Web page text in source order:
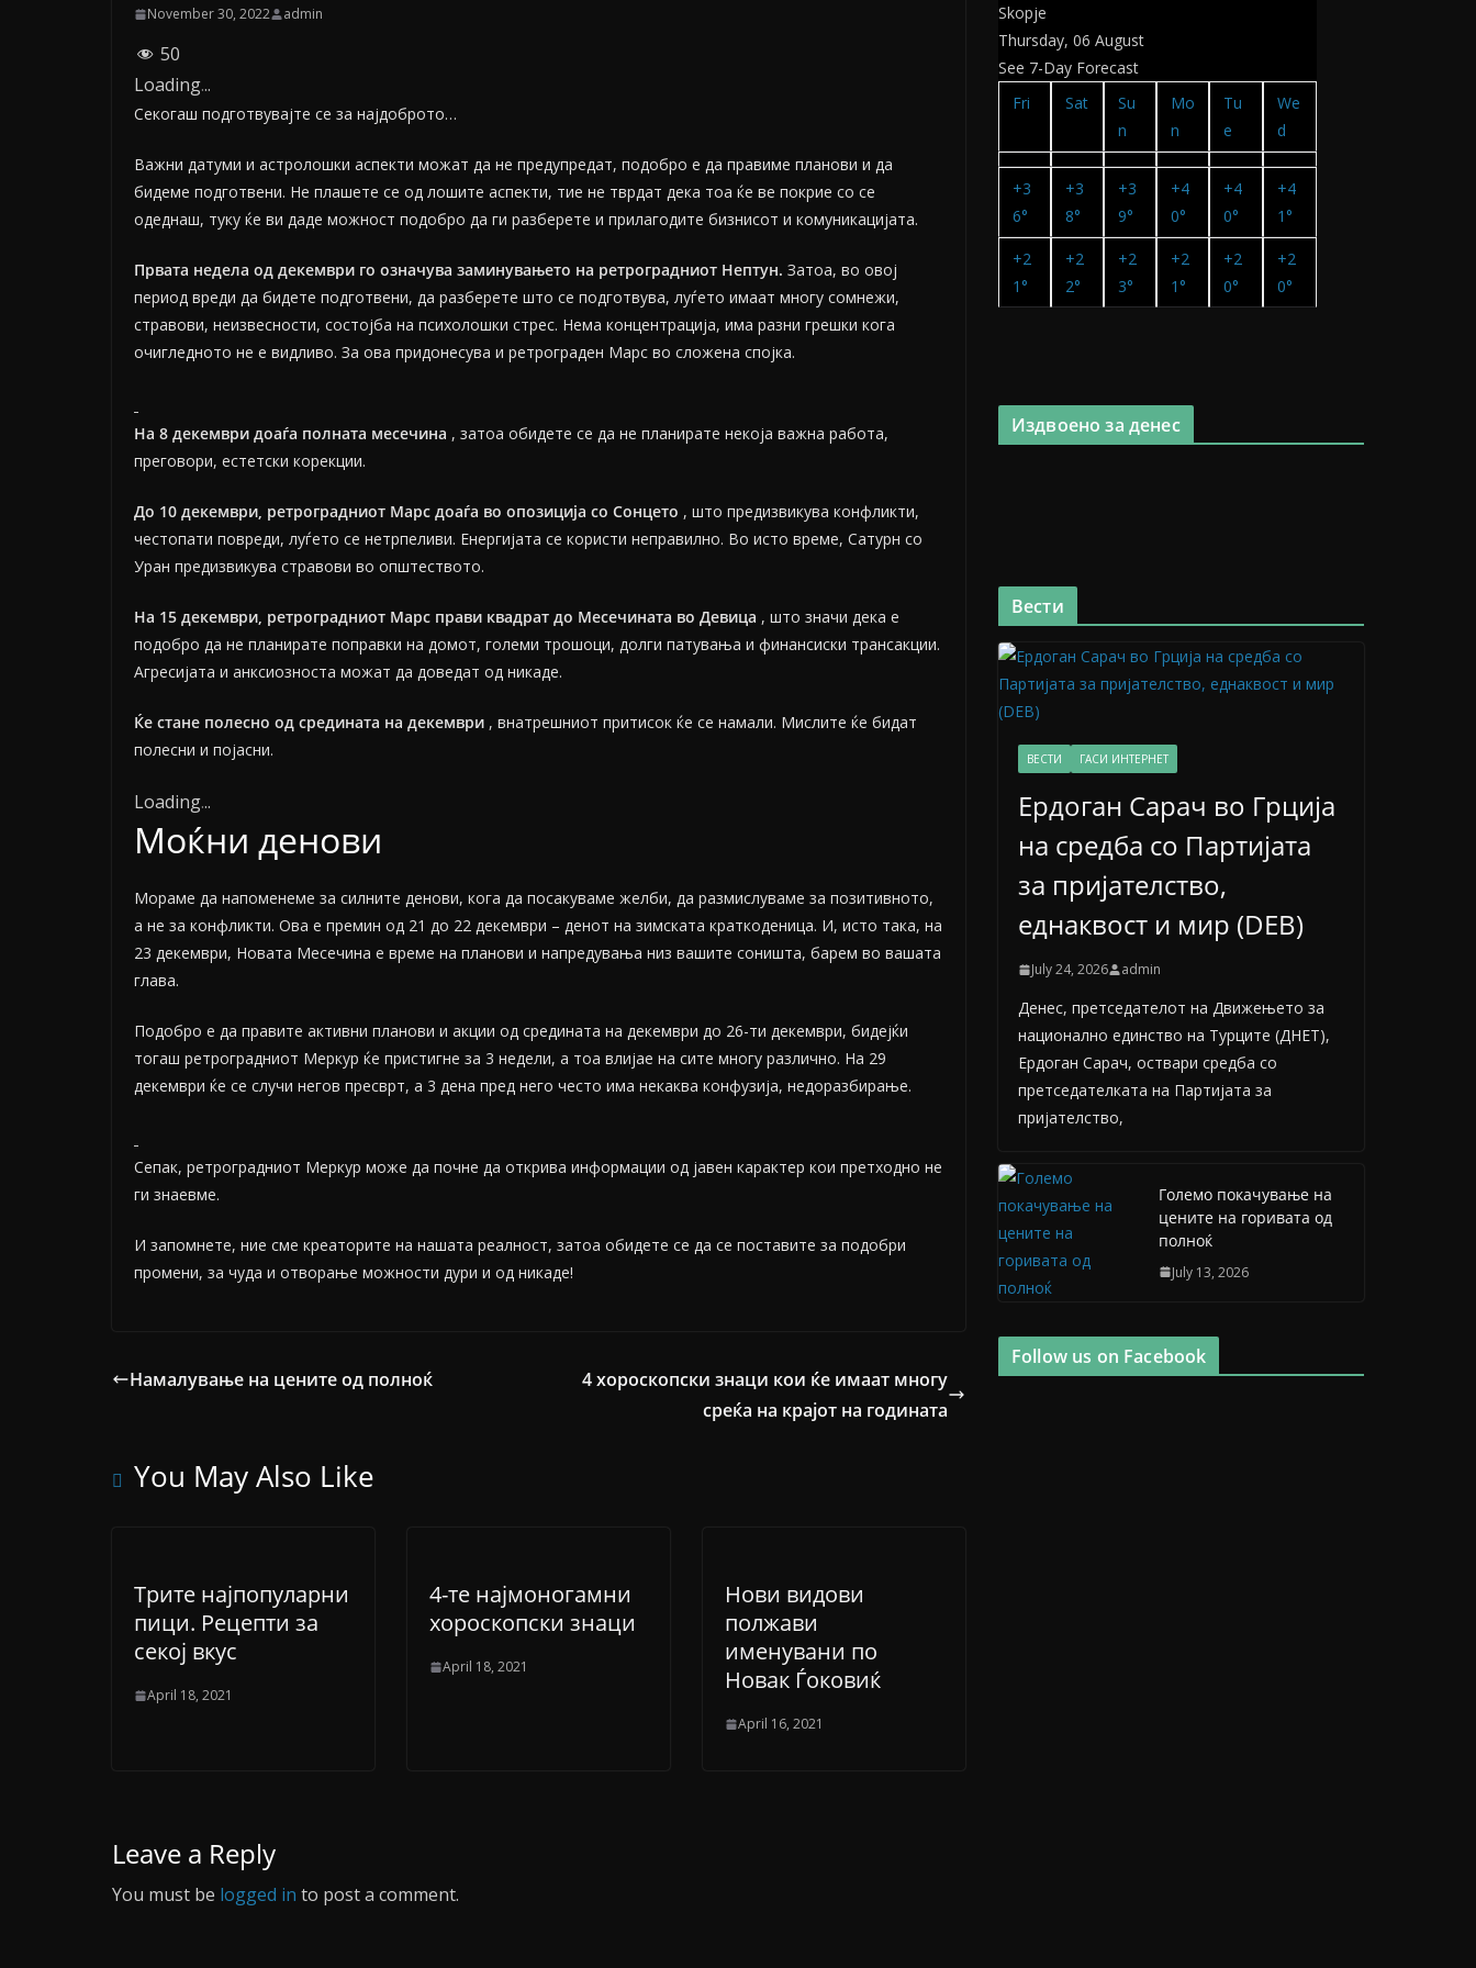
November 30, 2022 admin
50
Loading...
Секогаш подготвувајте се за најдоброто…
Важни датуми и астролошки аспекти можат да не предупредат, подобро е да правиме планови и да
бидеме подготвени. Не плашете се од лошите аспекти, тие не тврдат дека тоа ќе ве покрие со се
одеднаш, туку ќе ви даде можност подобро да ги разберете и прилагодите бизнисот и комуникацијата.
Првата недела од декември го означува заминувањето на ретроградниот Нептун. Затоа, во овој
период вреди да бидете подготвени, да разберете што се подготвува, луѓето имаат многу сомнежи,
стравови, неизвесности, состојба на психолошки стрес. Нема концентрација, има разни грешки кога
очигледното не е видливо. За ова придонесува и ретрограден Марс во сложена спојка.
На 8 декември доаѓа полната месечина , затоа обидете се да не планирате некоја важна работа,
преговори, естетски корекции.
До 10 декември, ретроградниот Марс доаѓа во опозиција со Сонцето , што предизвикува конфликти,
честопати повреди, луѓето се нетрпеливи. Енергијата се користи неправилно. Во исто време, Сатурн со
Уран предизвикува стравови во општеството.
На 15 декември, ретроградниот Марс прави квадрат до Месечината во Девица , што значи дека е
подобро да не планирате поправки на домот, големи трошоци, долги патувања и финансиски трансакции.
Агресијата и анксиозноста можат да доведат од никаде.
Ќе стане полесно од средината на декември , внатрешниот притисок ќе се намали. Мислите ќе бидат
полесни и појасни.
Loading...
Моќни денови
Мораме да напоменеме за силните денови, кога да посакуваме желби, да размислуваме за позитивното,
а не за конфликти. Ова е премин од 21 до 22 декември – денот на зимската краткоденица. И, исто така, на
23 декември, Новата Месечина е време на планови и напредувања низ вашите соништа, барем во вашата
глава.
Подобро е да правите активни планови и акции од средината на декември до 26-ти декември, бидејќи
тогаш ретроградниот Меркур ќе пристигне за 3 недели, а тоа влијае на сите многу различно. На 29
декември ќе се случи негов пресврт, а 3 дена пред него често има некаква конфузија, недоразбирање.
Сепак, ретроградниот Меркур може да почне да открива информации од јавен карактер кои претходно не
ги знаевме.
И запомнете, ние сме креаторите на нашата реалност, затоа обидете се да се поставите за подобри
промени, за чуда и отворање можности дури и од никаде!
Намалување на цените од полноќ
4 хороскопски знаци кои ќе имаат многу
среќа на крајот на годината
You May Also Like
Трите најпопуларни
пици. Рецепти за
секој вкус
April 18, 2021
4-те најмоногамни
хороскопски знаци
April 18, 2021
Нови видови
полжави
именувани по
Новак Ѓоковиќ
April 16, 2021
Leave a Reply
You must be logged in to post a comment.
Skopje
Thursday, 06 August
See 7-Day Forecast
Fri
Sat
Su
n
Mo
n
Tu
e
We
d
+3
6°
+3
8°
+3
9°
+4
0°
+4
0°
+4
1°
+2
1°
+2
2°
+2
3°
+2
1°
+2
0°
+2
0°
Издвоено за денес
Вести
ВЕСТИ ГАСИ ИНТЕРНЕТ
Ердоган Сарач во Грција
на средба со Партијата
за пријателство,
еднаквост и мир (DEB)
July 24, 2026 admin
Денес, претседателот на Движењето за
национално единство на Турците (ДНЕТ),
Ердоган Сарач, оствари средба со
претседателката на Партијата за
пријателство,
Големо покачување на
цените на горивата од
полноќ
July 13, 2026
Follow us on Facebook